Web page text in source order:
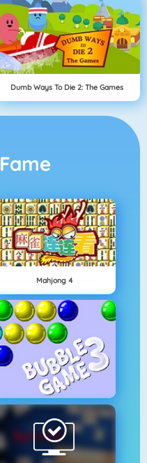
Dumb Ways To Die 2: The Games
Fame
Mahjong 4